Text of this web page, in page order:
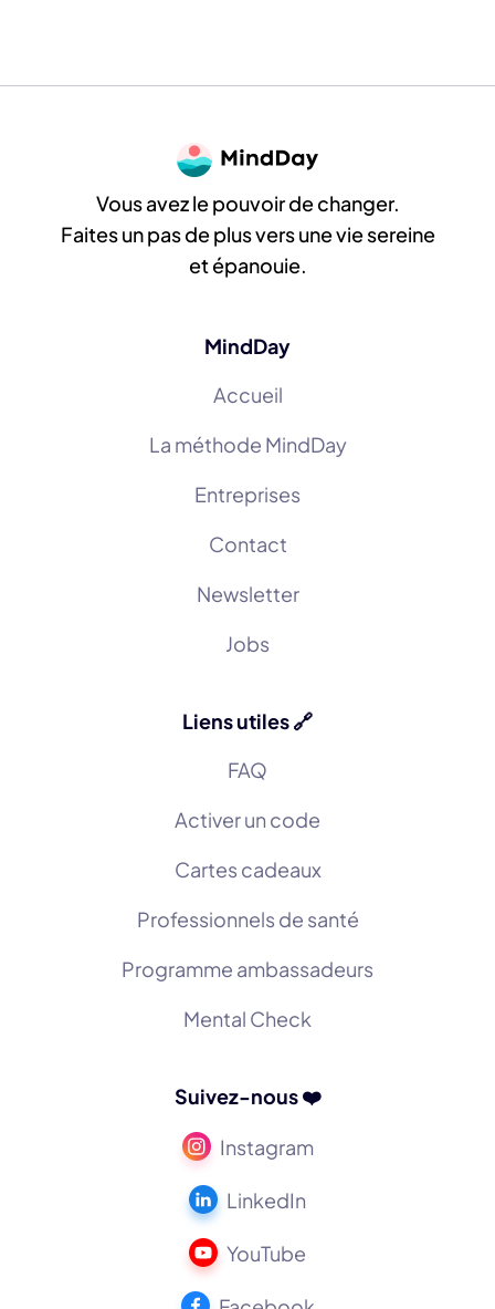
Vous avez le pouvoir de changer.
Faites un pas de plus vers une vie sereine
et épanouie.
MindDay
Accueil
La méthode MindDay
Entreprises
Contact
Newsletter
Jobs
Liens utiles 🔗
FAQ
Activer un code
Cartes cadeaux
Professionnels de santé
Programme ambassadeurs
Mental Check
Suivez-nous ❤️
Instagram
LinkedIn
YouTube